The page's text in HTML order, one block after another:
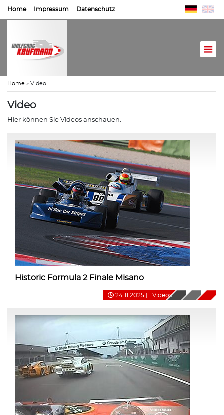
Home Impressum Datenschutz
Home » Video
Video
Hier können Sie Videos anschauen.
Historic Formula 2 Finale Misano
24.11.2025 Videos